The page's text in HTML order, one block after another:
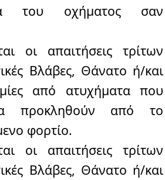
του οχήματος σαν
οι απαιτήσεις τρίτων
Βλάβες, Θάνατο ή/και
από ατυχήματα που
προκληθούν από το
φορτίο.
οι απαιτήσεις τρίτων
Βλάβες, Θάνατο ή/και